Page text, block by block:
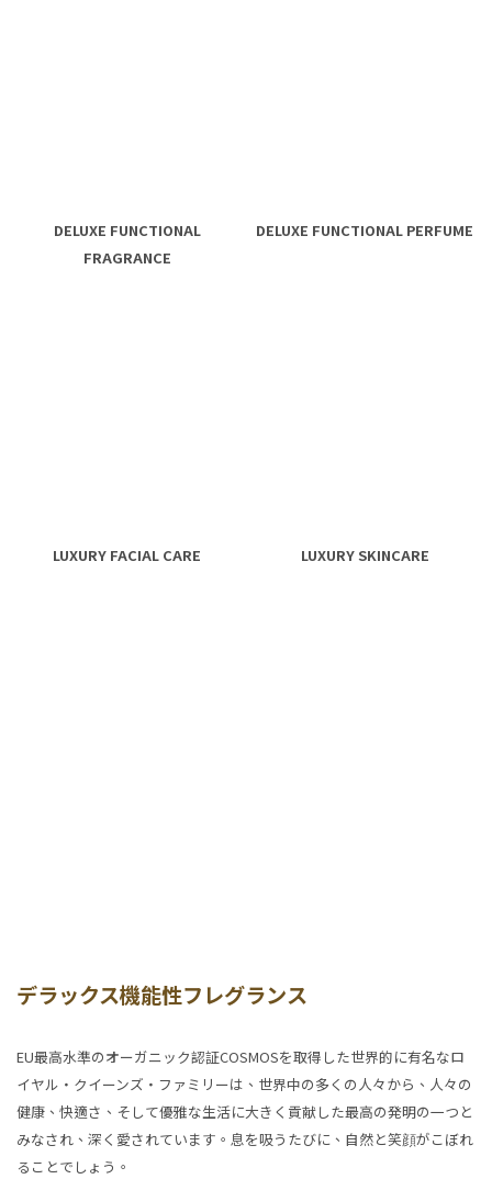
DELUXE FUNCTIONAL
FRAGRANCE
DELUXE FUNCTIONAL PERFUME
LUXURY FACIAL CARE LUXURY SKINCARE
デラックス機能性フレグランス
EU最高水準のオーガニック認証COSMOSを取得した世界的に有名なロ
イヤル・クイーンズ・ファミリーは、世界中の多くの人々から、人々の
健康、快適さ、そして優雅な生活に大きく貢献した最高の発明の一つと
みなされ、深く愛されています。息を吸うたびに、自然と笑顔がこぼれ
ることでしょう。